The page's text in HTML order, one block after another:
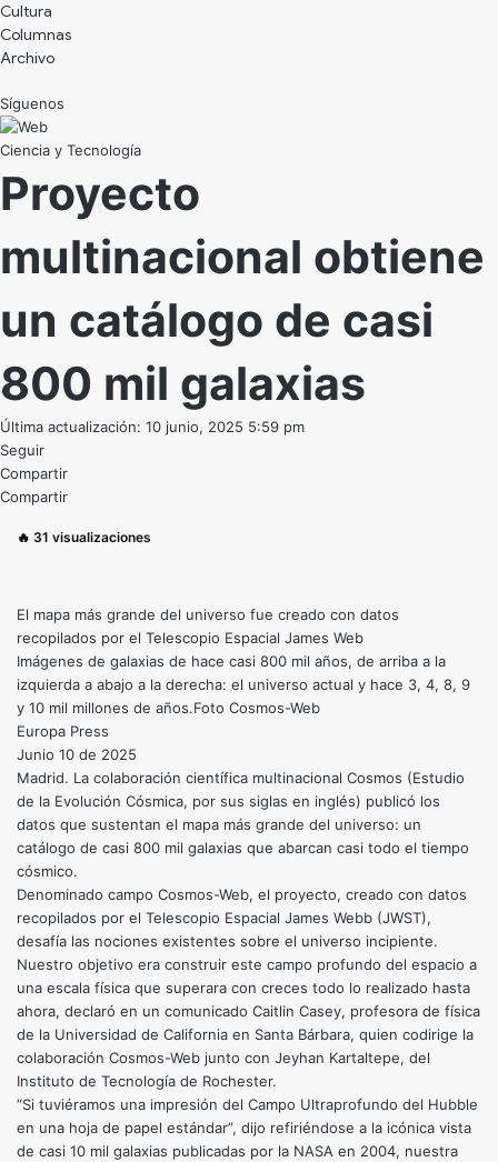
Cultura
Archivo
Síguenos
Ciencia y Tecnología
Proyecto
multinacional obtiene
un catálogo de casi
800 mil galaxias
Última actualización: 10 junio, 2025 5:59 pm
Seguir
Compartir
Compartir
🔥 31 visualizaciones
El mapa más grande del universo fue creado con datos
recopilados por el Telescopio Espacial James Web
Imágenes de galaxias de hace casi 800 mil años, de arriba a la
izquierda a abajo a la derecha: el universo actual y hace 3, 4, 8, 9
y 10 mil millones de años.Foto Cosmos-Web
Europa Press
Junio 10 de 2025
Madrid. La colaboración científica multinacional Cosmos (Estudio
de la Evolución Cósmica, por sus siglas en inglés) publicó los
datos que sustentan el mapa más grande del universo: un
catálogo de casi 800 mil galaxias que abarcan casi todo el tiempo
cósmico.
Denominado campo Cosmos-Web, el proyecto, creado con datos
recopilados por el Telescopio Espacial James Webb (JWST),
desafía las nociones existentes sobre el universo incipiente.
Nuestro objetivo era construir este campo profundo del espacio a
una escala física que superara con creces todo lo realizado hasta
ahora, declaró en un comunicado Caitlin Casey, profesora de física
de la Universidad de California en Santa Bárbara, quien codirige la
colaboración Cosmos-Web junto con Jeyhan Kartaltepe, del
Instituto de Tecnología de Rochester.
“Si tuviéramos una impresión del Campo Ultraprofundo del Hubble
en una hoja de papel estándar”, dijo refiriéndose a la icónica vista
de casi 10 mil galaxias publicadas por la NASA en 2004, nuestra